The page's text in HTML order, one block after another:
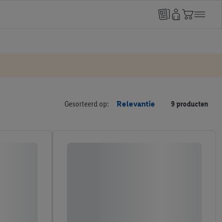
Gesorteerd op: Relevantie 9 producten